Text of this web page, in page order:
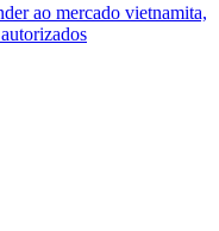
ao mercado vietnamita,